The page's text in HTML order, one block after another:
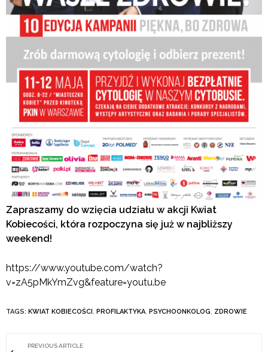
Zapraszamy do wzięcia udziału w akcji Kwiat
Kobiecości, która rozpoczyna się już w najbliższy
weekend!
https://www.youtube.com/watch?
v=zA5pMkYmZvg&feature=youtu.be
TAGS: KWIAT KOBIECOŚCI, PROFILAKTYKA, PSYCHOONKOLOG, ZDROWIE
PREVIOUS ARTICLE